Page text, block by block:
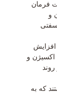
فرمان
و
سفتی
و
که به